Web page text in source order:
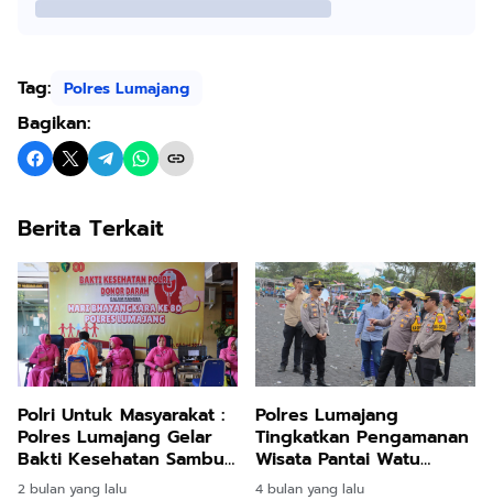
Tag: Polres Lumajang
Bagikan:
Berita Terkait
Polri Untuk Masyarakat :
Polres Lumajang Gelar
Bakti Kesehatan Sambut
Hari Bhayangkara ke-80
2 bulan yang lalu
Polres Lumajang
Tingkatkan Pengamanan
Wisata Pantai Watu
Pecak
4 bulan yang lalu